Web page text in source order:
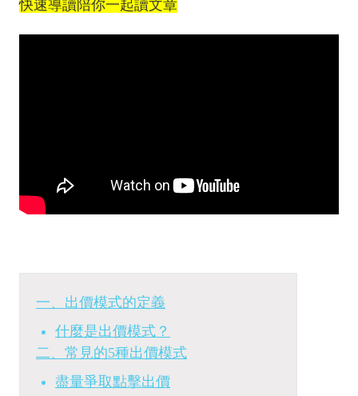
快速導讀陪你一起讀文章
一、出價模式的定義
什麼是出價模式？
二、常見的5種出價模式
盡量爭取點擊出價